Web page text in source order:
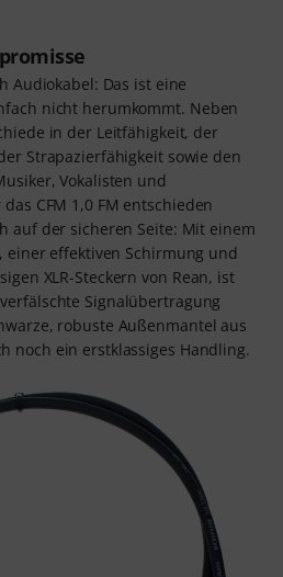
Audiokabel: Das ist eine
nicht herumkommt. Neben
in der Leitfähigkeit, der
Strapazierfähigkeit sowie den
Vokalisten und
CFM 1,0 FM entschieden
auf der sicheren Seite: Mit einem
effektiven Schirmung und
XLR-Steckern von Rean, ist
Signalübertragung
robuste Außenmantel aus
noch ein erstklassiges Handling.